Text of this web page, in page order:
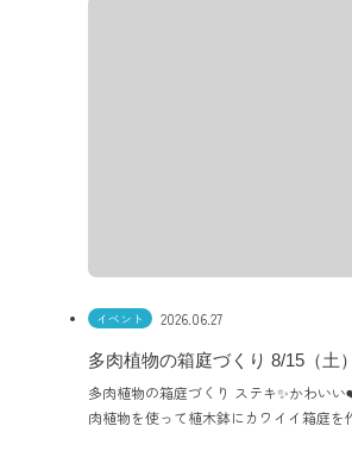
イベント 2026.06.27
多肉植物の箱庭づくり 8/15（土）
多肉植物の箱庭づくり ステキ✨かわい
肉植物を使って植木鉢にカワイイ箱庭を